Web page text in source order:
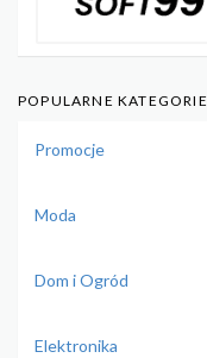
POPULARNE KATEGORIE
Promocje
Moda
Dom i Ogród
Elektronika